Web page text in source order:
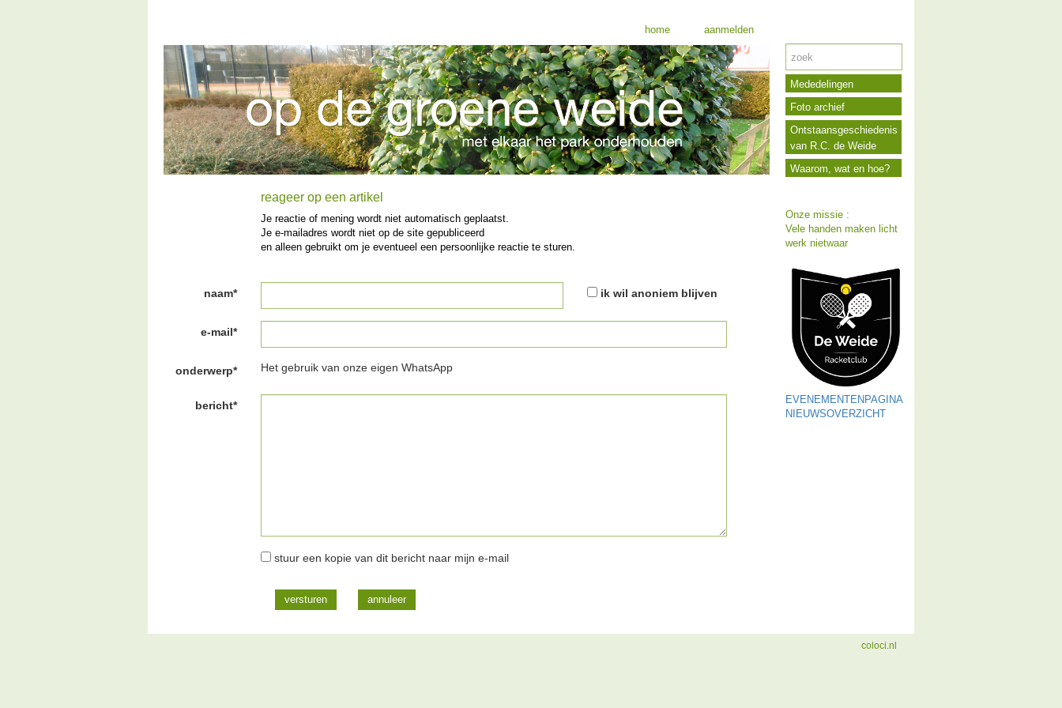
home aanmelden
reageer op een artikel
Je reactie of mening wordt niet automatisch geplaatst.
Je e-mailadres wordt niet op de site gepubliceerd
en alleen gebruikt om je eventueel een persoonlijke reactie te sturen.
naam* ik wil anoniem blijven
e-mail*
onderwerp* Het gebruik van onze eigen WhatsApp
bericht*
stuur een kopie van dit bericht naar mijn e-mail
versturen
Mededelingen
Foto archief
Ontstaansgeschiedenis
van R.C. de Weide
Waarom, wat en hoe?
Onze missie :
Vele handen maken licht
werk nietwaar
EVENEMENTENPAGINA
NIEUWSOVERZICHT
coloci.nl